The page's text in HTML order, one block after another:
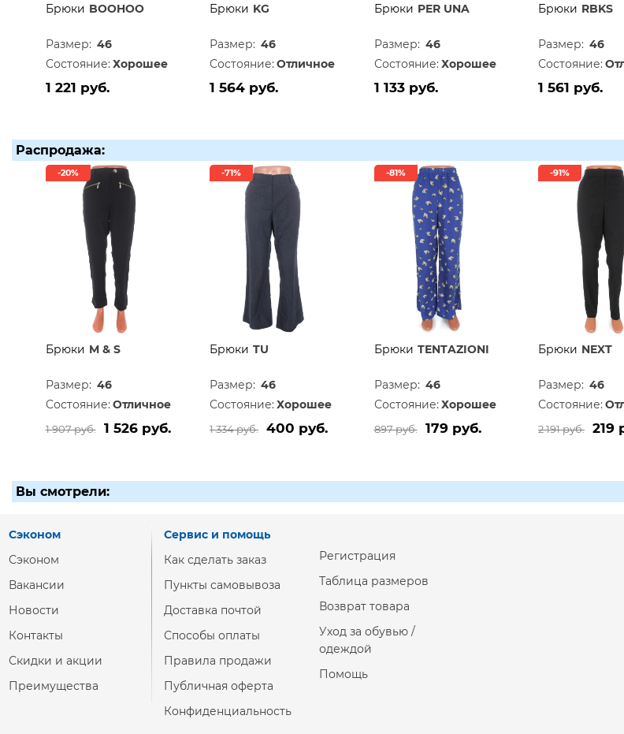
Брюки BOOHOO
Размер: 46
Состояние: Хорошее
1 221 руб.
Брюки KG
Размер: 46
Состояние: Отличное
1 564 руб.
Брюки PER UNA
Размер: 46
Состояние: Хорошее
1 133 руб.
Брюки RBKS
Размер: 46
Состояние:
1 561 руб.
Распродажа:
-20%
Брюки M & S
Размер: 46
Состояние: Отличное
1 907 руб. 1 526 руб.
-71%
Брюки TU
Размер: 46
Состояние: Хорошее
1 334 руб. 400 руб.
-81%
Брюки TENTAZIONI
Размер: 46
Состояние: Хорошее
897 руб. 179 руб.
-91%
Брюки NEXT
Размер: 46
Состояние:
2 191 руб. 219
Вы смотрели:
Сэконом
Сэконом
Вакансии
Новости
Контакты
Скидки и акции
Преимущества
Сервис и помощь
Как сделать заказ
Пункты самовывоза
Доставка почтой
Способы оплаты
Правила продажи
Публичная оферта
Конфиденциальность
Регистрация
Таблица размеров
Возврат товара
Уход за обувью /
одеждой
Помощь